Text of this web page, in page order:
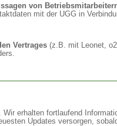
von
mit der UGG in
Vertrages (z.B. mit Leonet,
erhalten fortlaufend
Updates versorgen,